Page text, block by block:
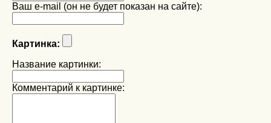
Ваш e-mail (он не будет показан на сайте):
Картинка:
Название картинки:
Комментарий к картинке: